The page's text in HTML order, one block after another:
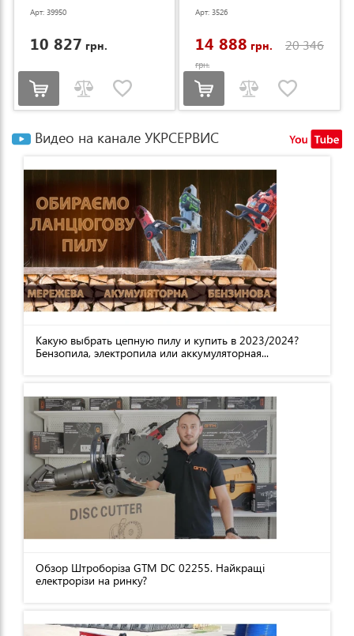
Арт: 39950
10 827 грн.
Арт: 3526
14 888 грн. 20 346
грн.
Видео на канале УКРСЕРВИС
Какую выбрать цепную пилу и купить в 2023/2024?
Бензопила, электропила или аккумуляторная...
Обзор Штроборіза GTM DC 02255. Найкращі
електрорізи на ринку?